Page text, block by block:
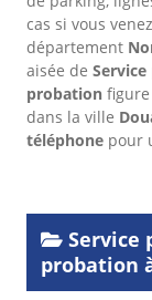
cas si vous
département
aisée de
probation
dans la ville
téléphone pour
Service
probation